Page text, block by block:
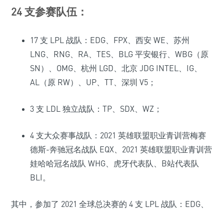
24 支参赛队伍：
17 支 LPL 战队：EDG、FPX、西安 WE、苏州
LNG、RNG、RA、TES、BLG 平安银行、WBG（原
SN）、OMG、杭州 LGD、北京 JDG INTEL、IG、
AL（原 RW）、UP、TT、深圳 V5；
3 支 LDL 独立战队：TP、SDX、WZ；
4 支大众赛事战队：2021 英雄联盟职业青训营梅赛
德斯-奔驰冠名战队 EQX、2021 英雄联盟职业青训营
娃哈哈冠名战队 WHG、虎牙代表队、B站代表队
BLI。
其中，参加了 2021 全球总决赛的 4 支 LPL 战队： EDG、